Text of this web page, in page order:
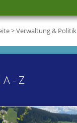
>Verwaltung & Politik
A - Z